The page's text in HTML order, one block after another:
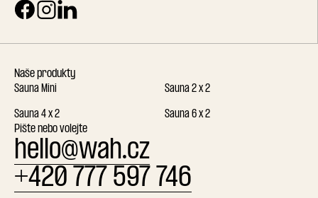
Naše produkty
Sauna Mini Sauna 2 x 2
Sauna 4 x 2 Sauna 6 x 2
Pište nebo volejte
hello@wah.cz
+420 777 597 746